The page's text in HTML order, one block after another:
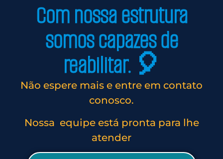
Com nossa estrutura
somos capazes de
reabilitar. 🎈
Não espere mais e entre em contato
conosco.
Nossa equipe está pronta para lhe
atender